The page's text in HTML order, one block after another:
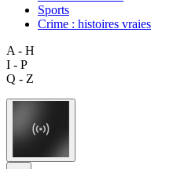
Sports
Crime : histoires vraies
A - H
I - P
Q - Z